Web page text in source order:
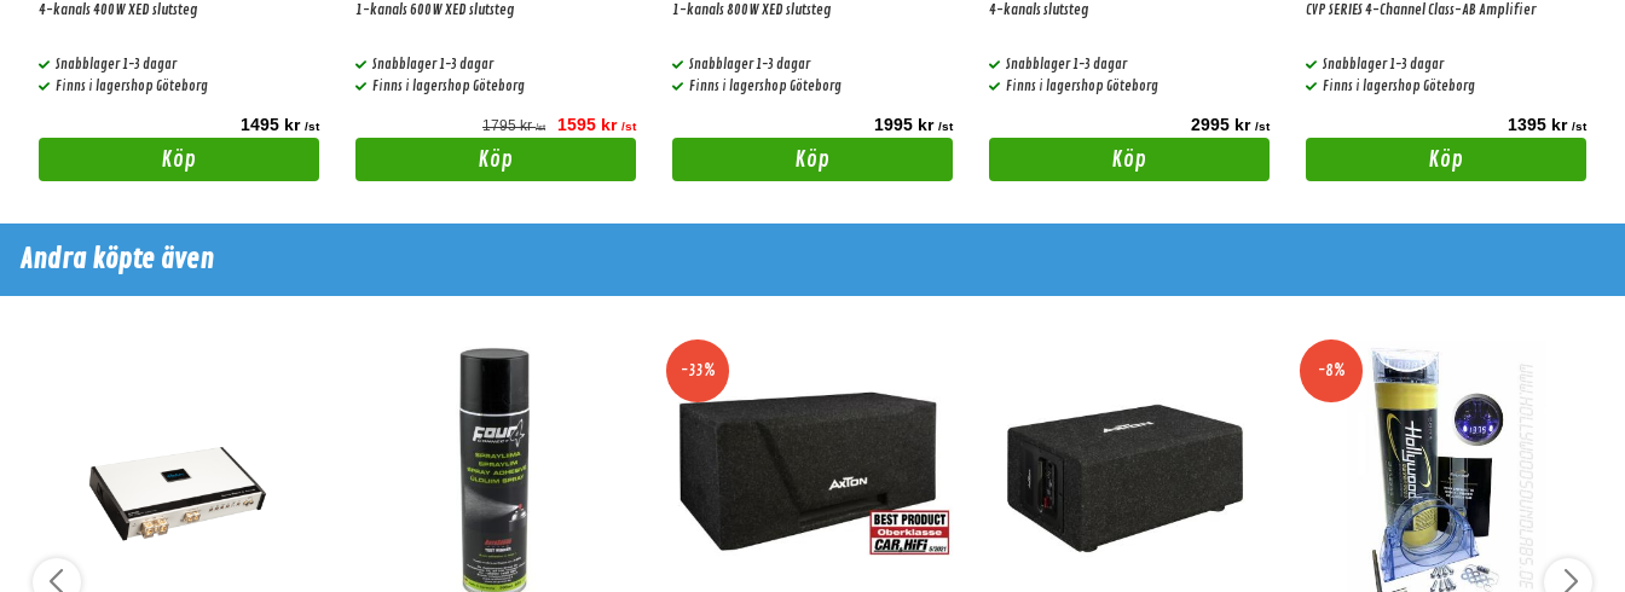
4-kanals 400W XED slutsteg
Snabblager 1-3 dagar
Finns i lagershop Göteborg
1495 kr /st
Köp
1-kanals 600W XED slutsteg
Snabblager 1-3 dagar
Finns i lagershop Göteborg
1795 kr/st 1595 kr /st
Köp
1-kanals 800W XED slutsteg
Snabblager 1-3 dagar
Finns i lagershop Göteborg
1995 kr /st
Köp
4-kanals slutsteg
Snabblager 1-3 dagar
Finns i lagershop Göteborg
2995 kr /st
Köp
CVP SERIES 4-Channel Class-AB Amplifier
Snabblager 1-3 dagar
Finns i lagershop Göteborg
1395 kr /st
Köp
Andra köpte även
-33% -8%